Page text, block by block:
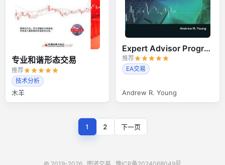
专业和谐形态交易
推荐
技术分析
木羊
Expert Advisor Programming
推荐
EA交易
Andrew R. Young
1 2 下一页